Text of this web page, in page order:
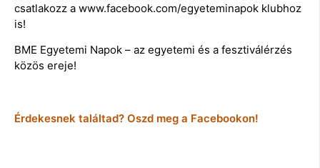
csatlakozz a www.facebook.com/egyeteminapok klubhoz
is!
BME Egyetemi Napok – az egyetemi és a fesztiválérzés
közös ereje!
Érdekesnek találtad? Oszd meg a Facebookon!